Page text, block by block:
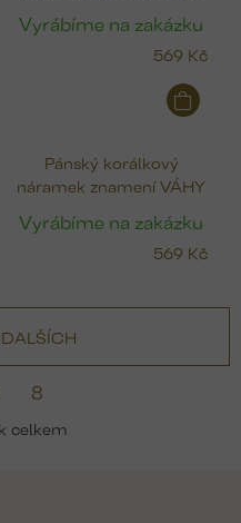
Vyrábíme na zakázku
569 Kč
Pánský korálkový
náramek znamení VÁHY
Vyrábíme na zakázku
569 Kč
8
celkem